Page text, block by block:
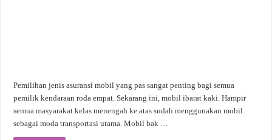
Pemilihan jenis asuransi mobil yang pas sangat penting bagi semua
pemilik kendaraan roda empat. Sekarang ini, mobil ibarat kaki. Hampir
semua masyarakat kelas menengah ke atas sudah menggunakan mobil
sebagai moda transportasi utama. Mobil bak …